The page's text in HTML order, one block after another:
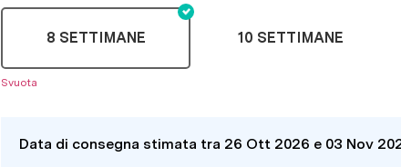
8 SETTIMANE 10 SETTIMANE
Svuota
Data di consegna stimata tra 26 Ott 2026 e 03 Nov